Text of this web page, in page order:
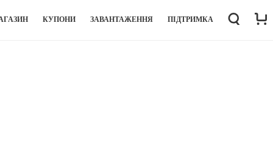
КУПОНИ ЗАВАНТАЖЕННЯ ПІДТРИМКА